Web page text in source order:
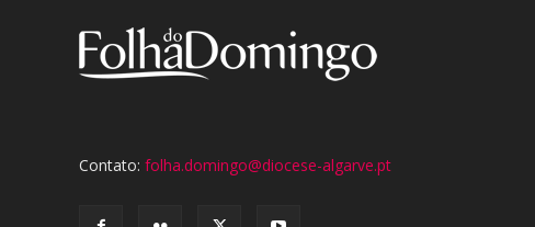
Contato: folha.domingo@diocese-algarve.pt